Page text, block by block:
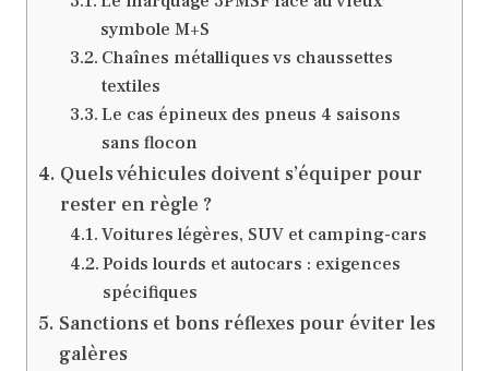
symbole M+S
Chaînes métalliques vs chaussettes
textiles
Le cas épineux des pneus 4 saisons
sans flocon
Quels véhicules doivent s’équiper pour
rester en règle ?
Voitures légères, SUV et camping-cars
Poids lourds et autocars : exigences
spécifiques
Sanctions et bons réflexes pour éviter les
galères